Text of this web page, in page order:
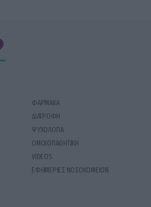
ΦΑΡΜΑΚΑ
ΔΙΑΤΡΟΦΗ
ΨΥΧΟΛΟΓΙΑ
ΟΜΟΙΟΠΑΘΗΤΙΚΗ
VIDEOS
ΕΦΗΜΕΡΙΕΣ ΝΟΣΟΚΟΜΕΙΩΝ